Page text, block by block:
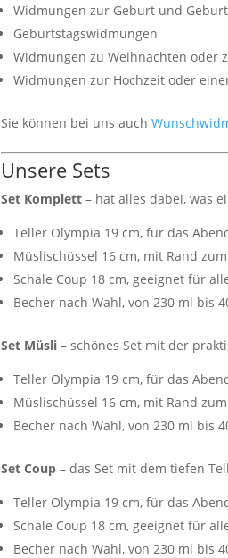
Widmungen zur Geburt und
Geburtstagswidmungen
Widmungen zu Weihnachten oder
Widmungen zur Hochzeit oder
Sie können bei uns auch
Unsere Sets
Set Komplett – hat alles dabei, was
Teller Olympia 19 cm, für das
Müslischüssel 16 cm, mit Rand
Schale Coup 18 cm, geeignet für
Becher nach Wahl, von 230 ml bis
Set Müsli – schönes Set mit der
Teller Olympia 19 cm, für das
Müslischüssel 16 cm, mit Rand
Becher nach Wahl, von 230 ml bis
Set Coup – das Set mit dem tiefen
Teller Olympia 19 cm, für das
Schale Coup 18 cm, geeignet für
Becher nach Wahl, von 230 ml bis